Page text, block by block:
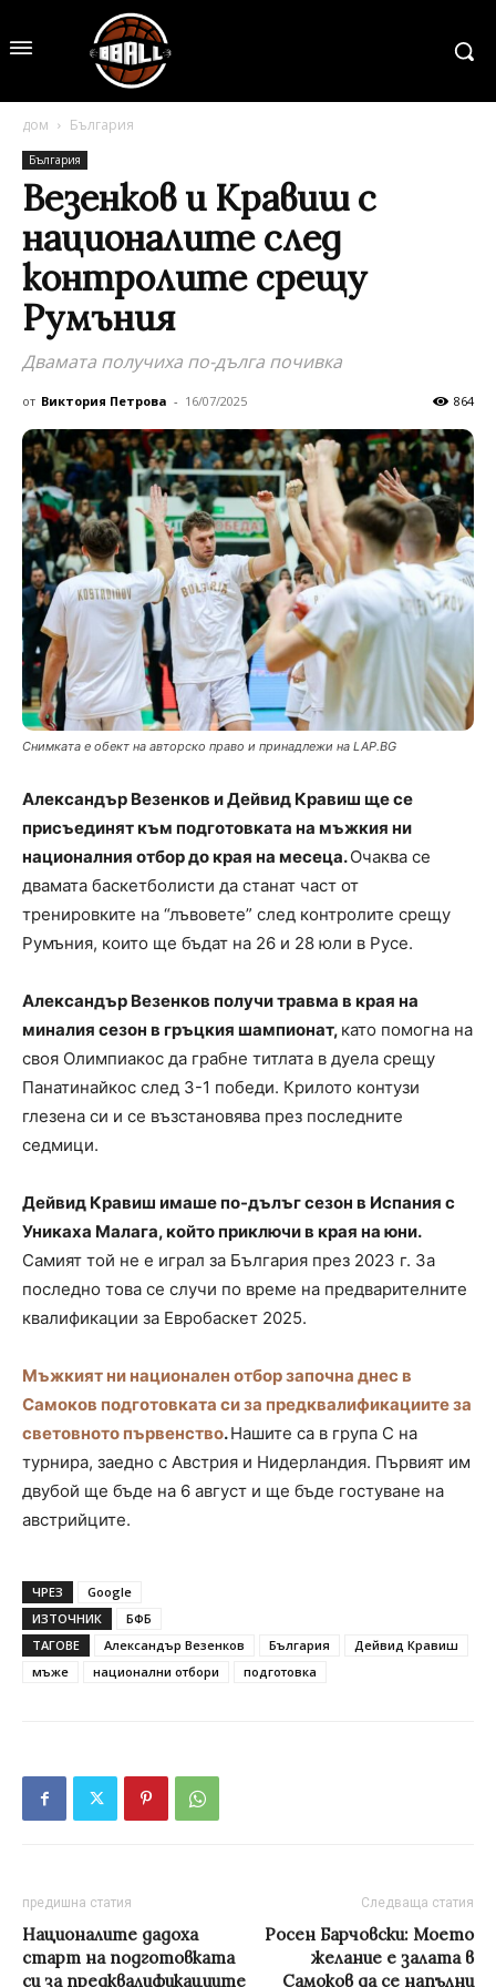
дом България
България
Везенков и Кравиш с
националите след
контролите срещу
Румъния
Двамата получиха по-дълга почивка
от Виктория Петрова - 16/07/2025 864
Снимката е обект на авторско право и принадлежи на LAP.BG
Александър Везенков и Дейвид Кравиш ще се
присъединят към подготовката на мъжкия ни
националния отбор до края на месеца.Очаква се
двамата баскетболисти да станат част от
тренировките на “лъвовете” след контролите срещу
Румъния, които ще бъдат на 26 и 28 юли в Русе.
Александър Везенков получи травма в края на
миналия сезон в гръцкия шампионат, като помогна на
своя Олимпиакос да грабне титлата в дуела срещу
Панатинайкос след 3-1 победи. Крилото контузи
глезена си и се възстановява през последните
седмици.
Дейвид Кравиш имаше по-дълъг сезон в Испания с
Уникаха Малага, който приключи в края на юни.
Самият той не е играл за България през 2023 г. За
последно това се случи по време на предварителните
квалификации за Евробаскет 2025.
Мъжкият ни национален отбор започна днес в
Самоков подготовката си за предквалификациите за
световното първенство.Нашите са в група C на
турнира, заедно с Австрия и Нидерландия. Първият им
двубой ще бъде на 6 август и ще бъде гостуване на
австрийците.
ЧРЕЗ
Google
ИЗТОЧНИК
БФБ
ТАГОВЕ
Александър Везенков България
Дейвид Кравиш
мъже
национални отбори подготовка
предишна статия
Националите дадоха
старт на подготовката
си за предквалификациите
Следваща статия
Росен Барчовски: Моето
желание е залата в
Самоков да се напълни